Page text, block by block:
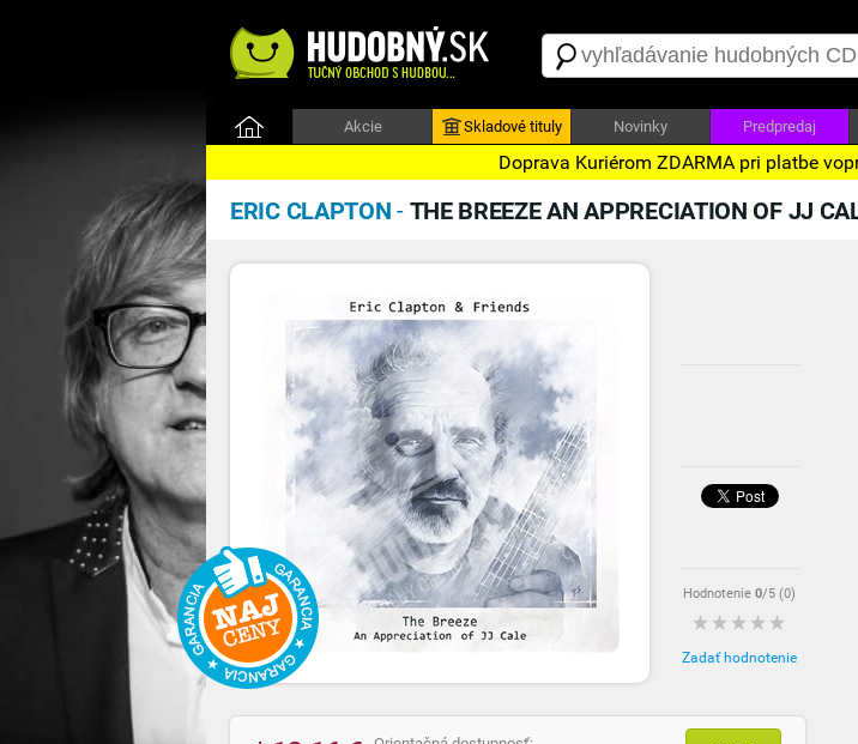
Akcie Skladové tituly Novinky Predpredaj
Doprava Kuriérom ZDARMA pri platbe
ERIC CLAPTON - THE BREEZE AN APPRECIATION OF JJ
Hodnotenie 0/5 (0)
Zadať hodnotenie